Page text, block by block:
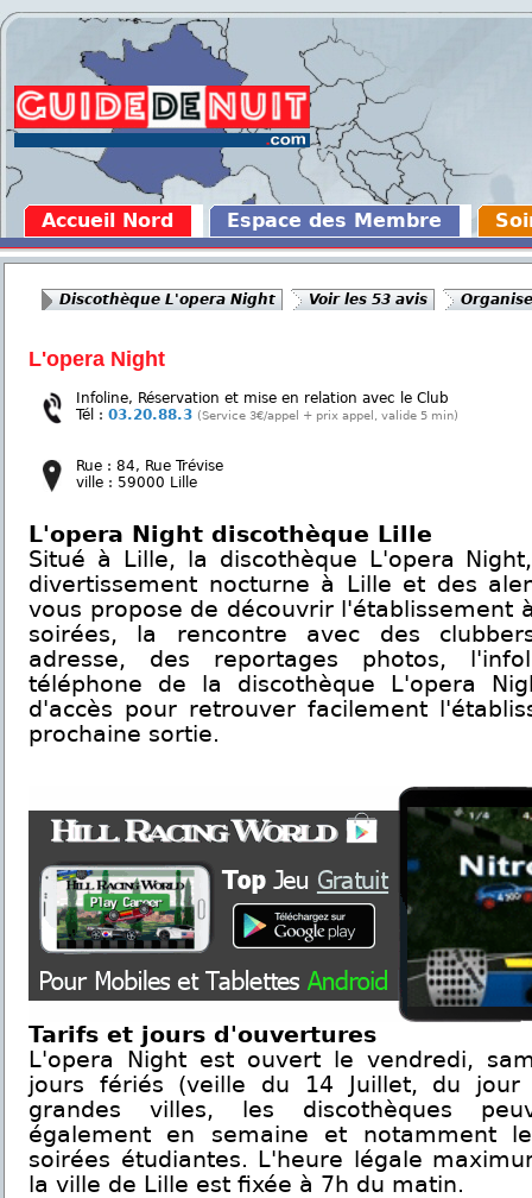
Accueil Nord Espace des Membre
Discothèque L'opera Night Voir les 53 avis
L'opera Night
Infoline, Réservation et mise en relation avec le Club
Tél : 03.20.88.3 (Service 3€/appel + prix appel, valide 5 min)
Rue : 84, Rue Trévise
ville : 59000 Lille
L'opera Night discothèque Lille
Situé à Lille, la discothèque L'opera
divertissement nocturne à Lille et des
vous propose de découvrir l'établissement
soirées, la rencontre avec des
adresse, des reportages photos,
téléphone de la discothèque L'opera
d'accès pour retrouver facilement
prochaine sortie.
Tarifs et jours d'ouvertures
L'opera Night est ouvert le vendredi,
jours fériés (veille du 14 Juillet, du jour
grandes villes, les discothèques
également en semaine et notamment
soirées étudiantes. L'heure légale
la ville de Lille est fixée à 7h du matin.